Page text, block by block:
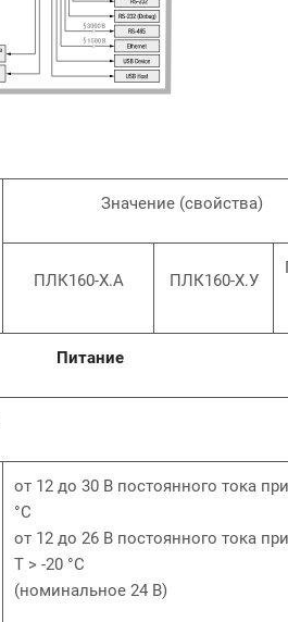
Значение (свойства)
ПЛК160-Х.А ПЛК160-Х.У
Питание
от 12 до 30 В постоянного тока
°С
от 12 до 26 В постоянного тока
Т > -20 °С
(номинальное 24 В)